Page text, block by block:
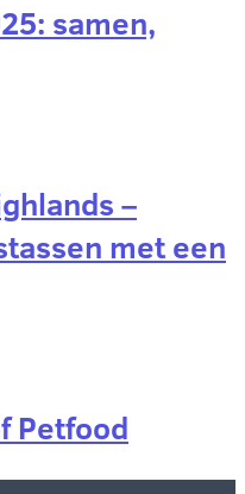
samen,
–
met een
Petfood